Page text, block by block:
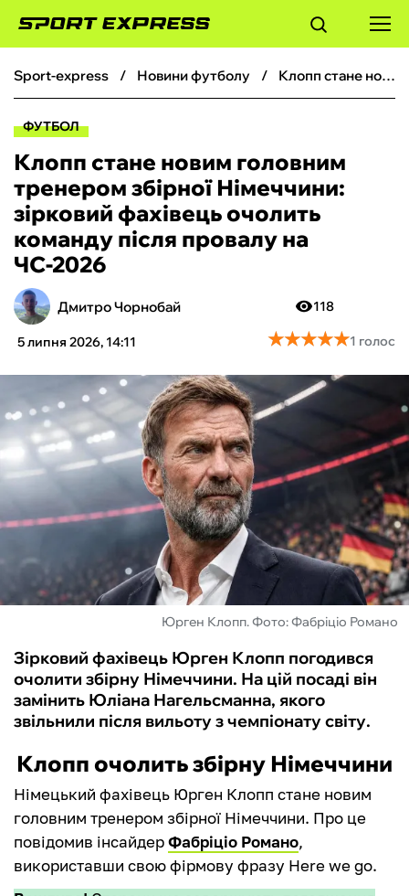
ФУТБОЛ
БОКС
ХОКЕЙ
ТЕНІС
КІБЕРСПОРТ
ЧС-2026
ФУТЗАЛ
ІНШІ
sport-express новини футболу Клопп стане новим головним тренером збірної Німеччини: зірковий фахівець очолить команду після провалу на ЧС-2026
ФУТБОЛ
Клопп стане новим головним
тренером збірної Німеччини:
зірковий фахівець очолить
команду після провалу на
ЧС-2026
Дмитро Чорнобай
5 липня 2026, 14:11
118
★★★★★
★★★★★1 голос
Юрген Клопп. Фото: Фабріціо Романо
Зірковий фахівець Юрген Клопп погодився
очолити збірну Німеччини. На цій посаді він
замінить Юліана Нагельсманна, якого
звільнили після вильоту з чемпіонату світу.
Клопп очолить збірну Німеччини
Німецький фахівець Юрген Клопп стане новим
головним тренером збірної Німеччини. Про це
повідомив інсайдерФабріціо Романо,
використавши свою фірмову фразу Here we go.